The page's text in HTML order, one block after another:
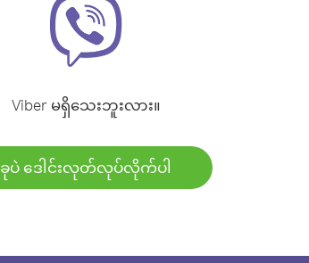
Viber မရှိသေးဘူးလား။
ခုပဲ ဒေါင်းလုတ်လုပ်လိုက်ပါ